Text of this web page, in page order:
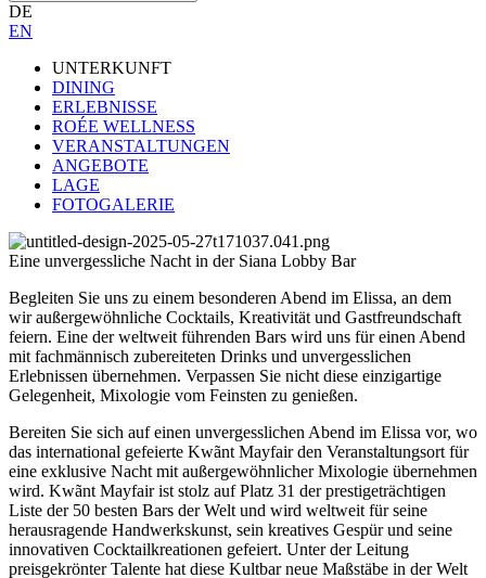
DE
EN
UNTERKUNFT
DINING
ERLEBNISSE
ROÉE WELLNESS
VERANSTALTUNGEN
ANGEBOTE
LAGE
FOTOGALERIE
Eine unvergessliche Nacht in der Siana Lobby Bar
Begleiten Sie uns zu einem besonderen Abend im Elissa, an dem
wir außergewöhnliche Cocktails, Kreativität und Gastfreundschaft
feiern. Eine der weltweit führenden Bars wird uns für einen Abend
mit fachmännisch zubereiteten Drinks und unvergesslichen
Erlebnissen übernehmen. Verpassen Sie nicht diese einzigartige
Gelegenheit, Mixologie vom Feinsten zu genießen.
Bereiten Sie sich auf einen unvergesslichen Abend im Elissa vor, wo
das international gefeierte Kwãnt Mayfair den Veranstaltungsort für
eine exklusive Nacht mit außergewöhnlicher Mixologie übernehmen
wird. Kwãnt Mayfair ist stolz auf Platz 31 der prestigeträchtigen
Liste der 50 besten Bars der Welt und wird weltweit für seine
herausragende Handwerkskunst, sein kreatives Gespür und seine
innovativen Cocktailkreationen gefeiert. Unter der Leitung
preisgekrönter Talente hat diese Kultbar neue Maßstäbe in der Welt